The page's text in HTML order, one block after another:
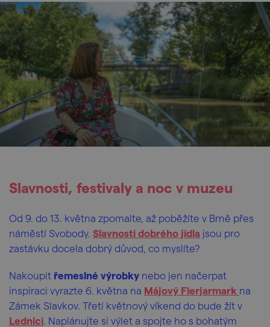
Slavnosti, festivaly a noc v muzeu
Od 9. do 13. května zpomalte, až poběžíte v Brně přes
náměstí Svobody. Slavnosti dobrého jídla jsou pro
zastávku docela dobrý důvod, co myslíte?
Nakoupit řemeslné výrobky nebo jen načerpat
inspiraci vyrazte 6. května na Májový Flerjarmark na
Zámek Slavkov. Třetí květnový víkend do bude žít v
Lednici. Naplánujte si výlet a spojte ho s bohatým